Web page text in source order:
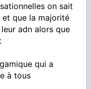
accepté pour
religieux.
ne se
on sait
que la majorité
adn alors que
qui a
à tous